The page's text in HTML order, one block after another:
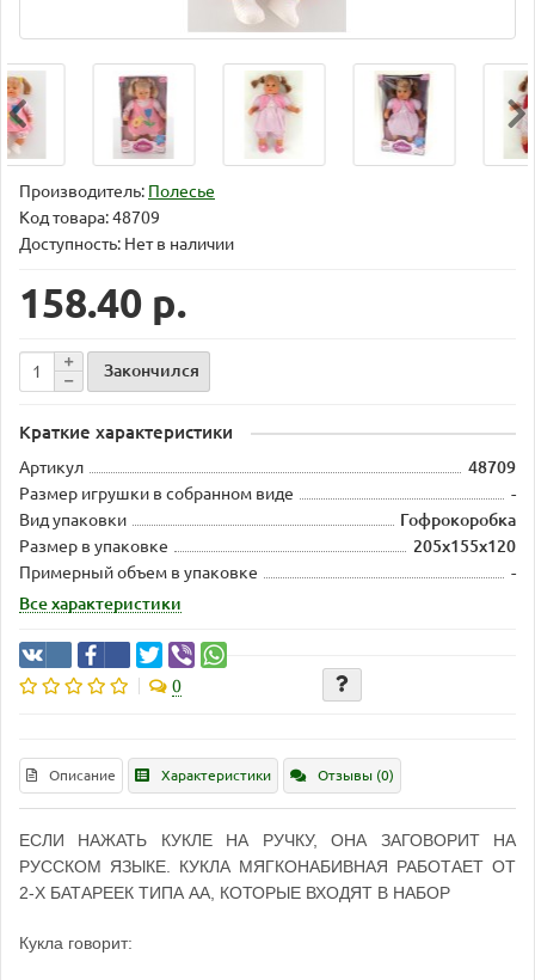
Производитель: Полесье
Код товара:48709
Доступность: Нет в наличии
158.40 р.
Закончился
Краткие характеристики
Артикул
48709
Размер игрушки в собранном виде
-
Вид упаковки
Гофрокоробка
Размер в упаковке
205х155х120
Примерный объем в упаковке
-
Все характеристики
0
Описание Характеристики Отзывы (0)
ЕСЛИ НАЖАТЬ КУКЛЕ НА РУЧКУ, ОНА ЗАГОВОРИТ НА
РУССКОМ ЯЗЫКЕ. КУКЛА МЯГКОНАБИВНАЯ РАБОТАЕТ ОТ
2-Х БАТАРЕЕК ТИПА АА, КОТОРЫЕ ВХОДЯТ В НАБОР
Кукла говорит: